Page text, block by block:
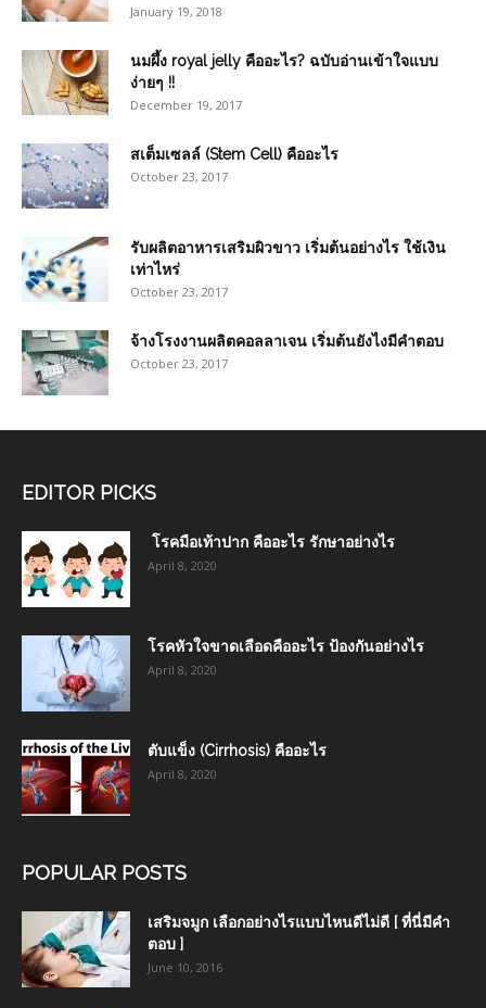
January 19, 2018
นมผึ้ง royal jelly คืออะไร? ฉบับอ่านเข้าใจแบบ
ง่ายๆ !!
December 19, 2017
สเต็มเซลล์ (Stem Cell) คืออะไร
October 23, 2017
รับผลิตอาหารเสริมผิวขาว เริ่มต้นอย่างไร ใช้เงิน
เท่าไหร่
October 23, 2017
จ้างโรงงานผลิตคอลลาเจน เริ่มต้นยังไงมีคำตอบ
October 23, 2017
EDITOR PICKS
โรคมือเท้าปาก คืออะไร รักษาอย่างไร
April 8, 2020
โรคหัวใจขาดเลือดคืออะไร ป้องกันอย่างไร
April 8, 2020
ตับแข็ง (Cirrhosis) คืออะไร
April 8, 2020
POPULAR POSTS
เสริมจมูก เลือกอย่างไรแบบไหนดีไม่ดี [ ที่นี่มีคำ
ตอบ ]
June 10, 2016